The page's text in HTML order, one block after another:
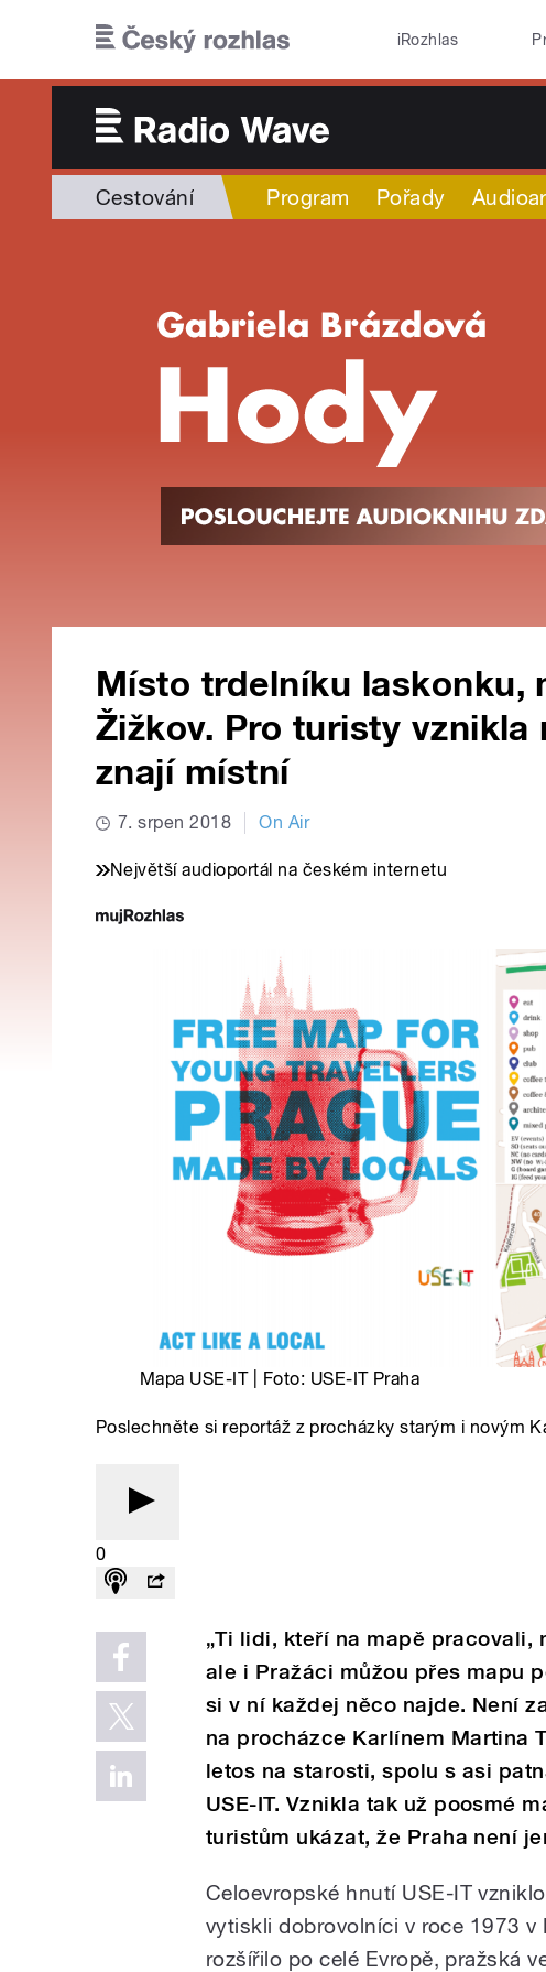
iRozhlas
Cestování Program Pořady
Místo trdelníku laskonku,
Žižkov. Pro turisty vznikla
znají místní
7. srpen 2018 On Air
Největší audioportál na českém internetu
Mapa USE-IT | Foto: USE-IT Praha
Poslechněte si reportáž z procházky starým i novým
0
„Ti lidi, kteří na mapě pracovali,
ale i Pražáci můžou přes mapu
si v ní každej něco najde. Není
na procházce Karlínem Martina
letos na starosti, spolu s asi
USE-IT. Vznikla tak už poosmé
turistům ukázat, že Praha není
Celoevropské hnutí USE-IT
vytiskli dobrovolníci v roce 1973
rozšířilo po celé Evropě, pražská